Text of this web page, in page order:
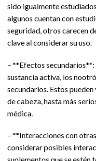
sido igualmente
algunos cuentan con
seguridad, otros carecen
clave al considerar su uso.
– **Efectos
sustancia activa, los
secundarios. Estos
de cabeza, hasta más
médica.
– **Interacciones con
considerar posibles